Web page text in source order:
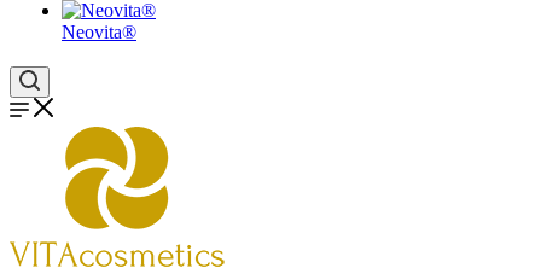
Neovita®